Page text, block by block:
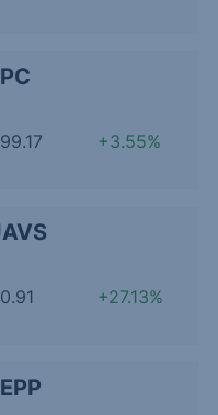
99.17 +3.55%
0.91 +27.13%